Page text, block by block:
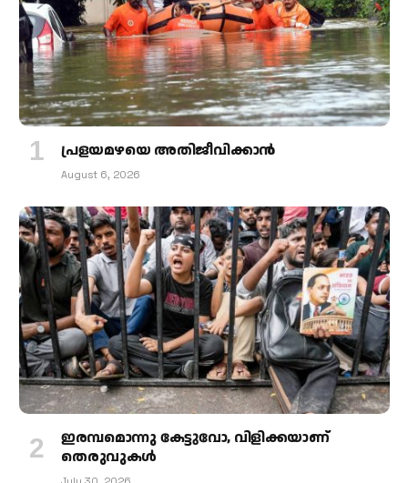
പ്രളയമഴയെ അതിജീവിക്കാന്‍
August 6, 2026
ഇരമ്പമൊന്നു കേട്ടുവോ, വിളിക്കയാണ്
തെരുവുകള്‍